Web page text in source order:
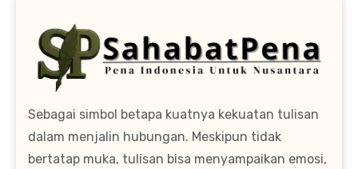
Sebagai simbol betapa kuatnya kekuatan tulisan
dalam menjalin hubungan. Meskipun tidak
bertatap muka, tulisan bisa menyampaikan emosi,